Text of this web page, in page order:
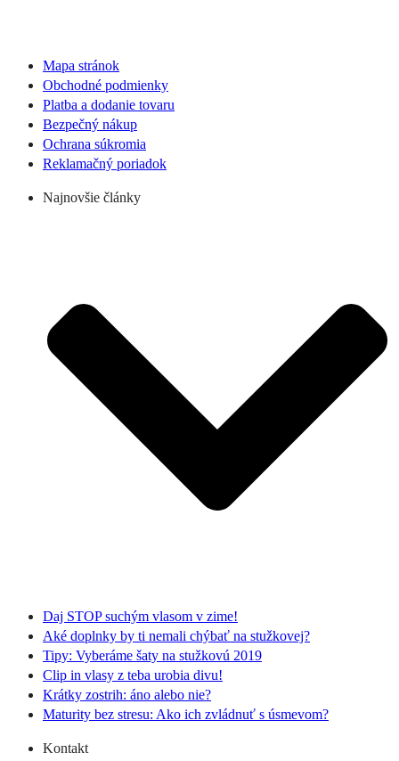
Mapa stránok
Obchodné podmienky
Platba a dodanie tovaru
Bezpečný nákup
Ochrana súkromia
Reklamačný poriadok
Najnovšie články
Daj STOP suchým vlasom v zime!
Aké doplnky by ti nemali chýbať na stužkovej?
Tipy: Vyberáme šaty na stužkovú 2019
Clip in vlasy z teba urobia divu!
Krátky zostrih: áno alebo nie?
Maturity bez stresu: Ako ich zvládnuť s úsmevom?
Kontakt